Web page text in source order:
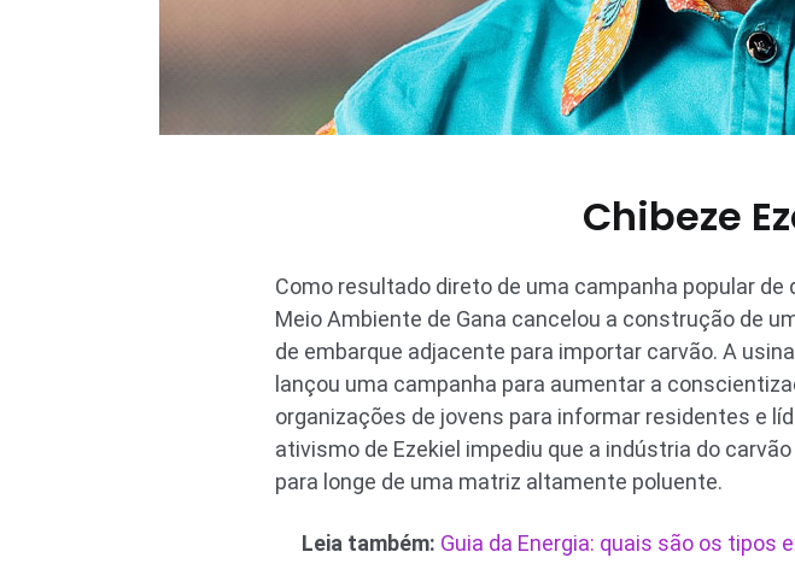
Chibeze
Como resultado direto de uma campanha popular
Meio Ambiente de Gana cancelou a construção de
de embarque adjacente para importar carvão. A
lançou uma campanha para aumentar a
organizações de jovens para informar residentes e
ativismo de Ezekiel impediu que a indústria do
para longe de uma matriz altamente poluente.
Leia também: Guia da Energia: quais são os